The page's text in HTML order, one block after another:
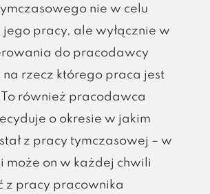
nie w celu
jego pracy, ale wyłącznie w
do pracodawcy
rzecz którego praca jest
również pracodawca
o okresie w jakim
z pracy tymczasowej – w
może on w każdej chwili
z pracy pracownika